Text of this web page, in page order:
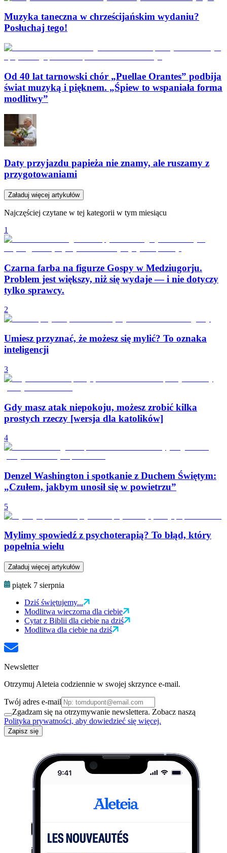
Muzyka taneczna w chrześcijańskim wydaniu?
Posłuchaj tego!
Od 40 lat tarnowski chór „Puellae Orantes” podbija
świat muzyką i pięknem. „Śpiew to wspaniała forma
modlitwy”
Daty przyjazdu papieża nie znamy, ale ruszamy z
przygotowaniami
Załaduj więcej artykułów
Najczęściej czytane w tej kategorii w tym miesiącu
1
Czarna farba na figurze Gospy w Medziugorju.
Problem jest większy, niż się wydaje — i nie dotyczy
tylko sprawcy.
2
Umiesz przyznać, że możesz się mylić? To oznaka
inteligencji
3
Gdy masz atak niepokoju, możesz zrobić kilka
prostych rzeczy [wersja dla katolików]
4
Denzel Washington i spotkanie z Duchem Świętym:
„Czułem, jakbym unosił się w powietrzu”
5
Mylimy spowiedź z psychoterapią? To błąd, który
popełnia wielu
Załaduj więcej artykułów
piątek 7 sierpnia
Dziś świętujemy...
Modlitwa wieczorna dla ciebie
Cytat z Biblii dla ciebie na dziś
Modlitwa dla ciebie na dziś
Newsletter
Otrzymuj Aleteia codziennie w swojej skrzynce e-mail.
Twój adres e-mail
Zgadzam się na otrzymywanie newslettera. Zobacz naszą
Polityka prywatności, aby dowiedzieć się więcej.
Zapisz się